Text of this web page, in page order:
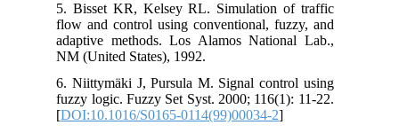
5. Bisset KR, Kelsey RL. Simulation of traffic
flow and control using conventional, fuzzy, and
adaptive methods. Los Alamos National Lab.,
NM (United States), 1992.
6. Niittymäki J, Pursula M. Signal control using
fuzzy logic. Fuzzy Set Syst. 2000; 116(1): 11-22.
[DOI:10.1016/S0165-0114(99)00034-2